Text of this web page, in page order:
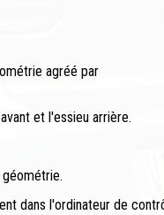
agréé par
et l'essieu arrière.
dans l'ordinateur de